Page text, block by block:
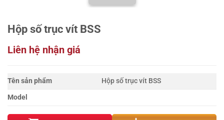
Hộp số trục vít BSS
Liên hệ nhận giá
Tên sản phẩm
Hộp số trục vít BSS
Model